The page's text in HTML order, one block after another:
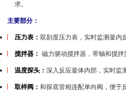
求。
主要部分：
压力表： 双刻度压力表，实时监测釜内
搅拌器： 磁力驱动搅拌器，带轴和搅拌
温度探头： 深入反应釜体内部，实时监
取样阀： 和探底管相连配单向阀，便于